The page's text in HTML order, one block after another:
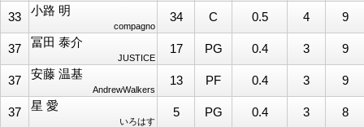
33 小路 明
compagno
34 C 0.5 4 9
37 冨田 泰介
JUSTICE
17 PG 0.4 3 9
37 安藤 温基
AndrewWalkers
13 PF 0.4 3 9
37 星 愛
いろはす
5 PG 0.4 3 8